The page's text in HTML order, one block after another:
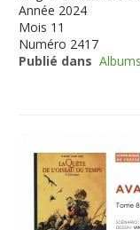
Année 2024
Mois 11
Numéro 2417
Publié dans